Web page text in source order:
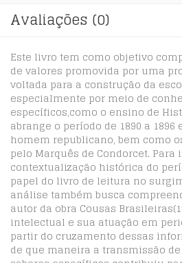
Avaliações (0)
Este livro tem como objetivo
de valores promovida por uma
voltada para a construção da
especialmente por meio de
específicos,como o ensino de
abrange o período de 1890 a
homem republicano, bem como
pelo Marquês de Condorcet.
contextualização histórica do
papel do livro de leitura no
análise também busca
autor da obra Cousas
intelectual e sua atuação em
partir do cruzamento dessas
de que maneira a transmissão